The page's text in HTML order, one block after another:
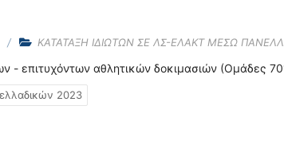
ΚΑΤΑΤΑΞΗ ΙΔΙΩΤΩΝ ΣΕ ΛΣ-ΕΛΑΚΤ ΜΕΣΩ
- επιτυχόντων αθλητικών δοκιμασιών (Ομάδες
2023